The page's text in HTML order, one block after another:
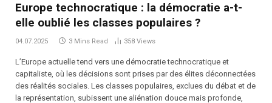
Europe technocratique : la démocratie a-t-
elle oublié les classes populaires ?
04.07.2025 3 Mins Read 358 Views
L’Europe actuelle tend vers une démocratie technocratique et
capitaliste, où les décisions sont prises par des élites déconnectées
des réalités sociales. Les classes populaires, exclues du débat et de
la représentation, subissent une aliénation douce mais profonde,